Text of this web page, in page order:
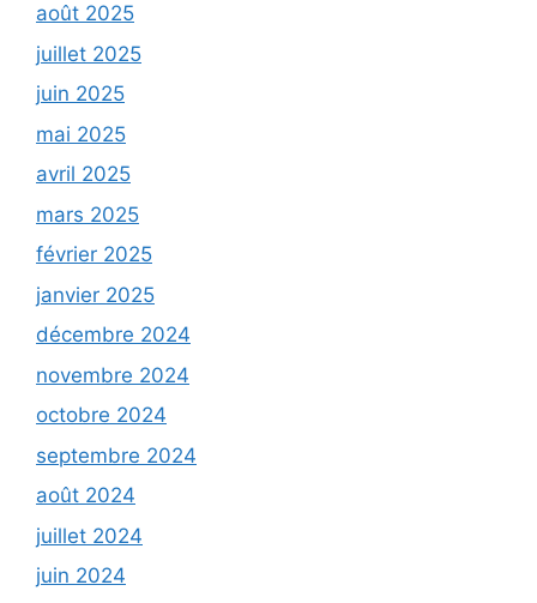
août 2025
juillet 2025
juin 2025
mai 2025
avril 2025
mars 2025
février 2025
janvier 2025
décembre 2024
novembre 2024
octobre 2024
septembre 2024
août 2024
juillet 2024
juin 2024